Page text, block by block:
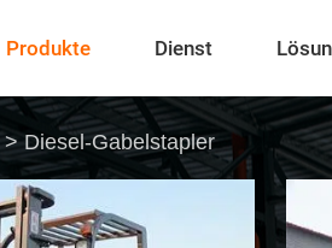
Produkte Dienst
>Diesel-Gabelstapler